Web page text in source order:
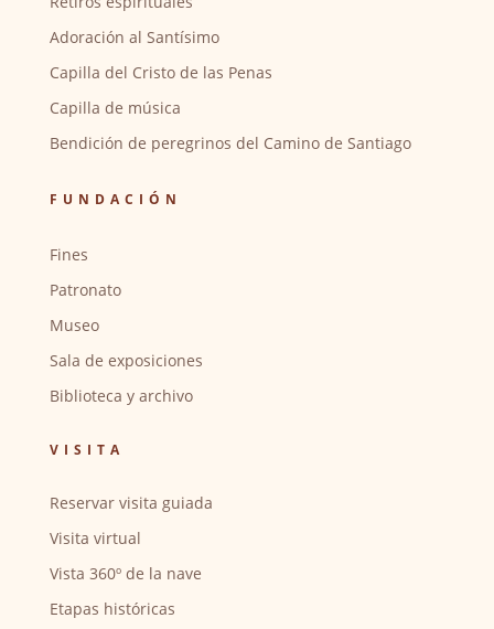
Adoración al Santísimo
Capilla del Cristo de las Penas
Capilla de música
Bendición de peregrinos del Camino de Santiago
FUNDACIÓN
Fines
Patronato
Museo
Sala de exposiciones
Biblioteca y archivo
VISITA
Reservar visita guiada
Visita virtual
Vista 360º de la nave
Etapas históricas